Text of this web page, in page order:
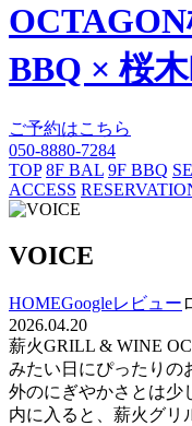
BBQ × 桜
ご予約はこちら
050-8880-7284
TOP 8F BAL 9F BBQ
ACCESS
VOICE
HOMEGoogleレビュー
2026.04.20
薪火GRILL & WINE
みたい日にぴったりの
外のにぎやかさとは少
内に入ると、薪火グリ